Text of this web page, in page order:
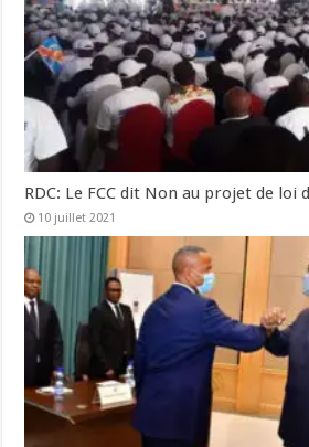
RDC: Le FCC dit Non au projet de loi
10 juillet 2021